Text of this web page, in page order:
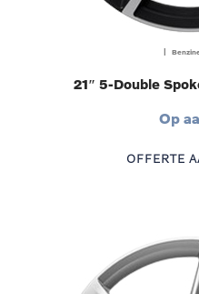
|
21″ 5-Double
Op
OFFERTE